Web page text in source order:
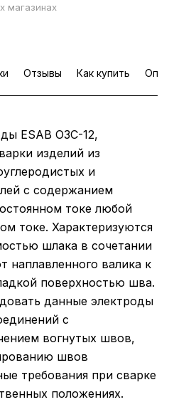
магазинах
Отзывы Как купить
ESAB ОЗС-12,
изделий из
и
с содержанием
токе любой
токе. Характеризуются
шлака в сочетании
наплавленного валика к
поверхностью шва.
данные электроды
с
вогнутых швов,
швов
требования при сварке
положениях.